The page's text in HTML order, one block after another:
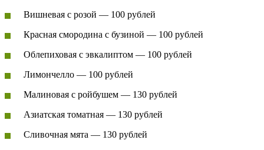
Вишневая с розой — 100 рублей
Красная смородина с бузиной — 100 рублей
Облепиховая с эвкалиптом — 100 рублей
Лимончелло — 100 рублей
Малиновая с ройбушем — 130 рублей
Азиатская томатная — 130 рублей
Сливочная мята — 130 рублей